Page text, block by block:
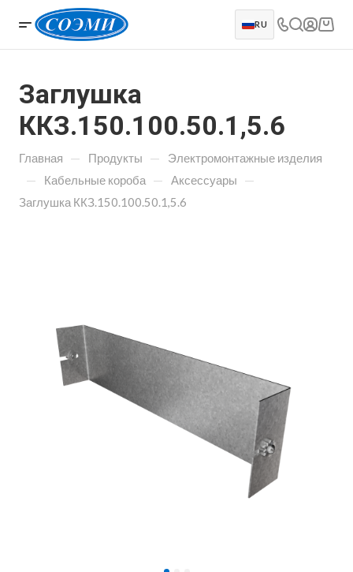
RU
Заглушка
ККЗ.150.100.50.1,5.6
Главная — Продукты — Электромонтажные изделия
— Кабельные короба — Аксессуары —
Заглушка ККЗ.150.100.50.1,5.6